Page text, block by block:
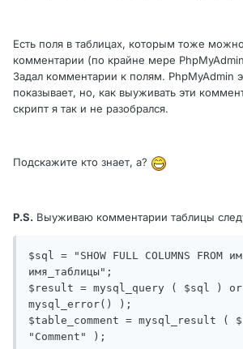
Есть поля в таблицах, которым тоже
комментарии (по крайне мере
Задал комментарии к полям. PhpMyAdmin
показывает, но, как выуживать эти
скрипт я так и не разобрался.
Подскажите кто знает, а?
P.S. Выуживаю комментарии таблицы
$sql = "SHOW FULL COLUMNS FROM
имя_таблицы";
$result = mysql_query ( $sql )
mysql_error() );
$table_comment = mysql_result (
"Comment" );